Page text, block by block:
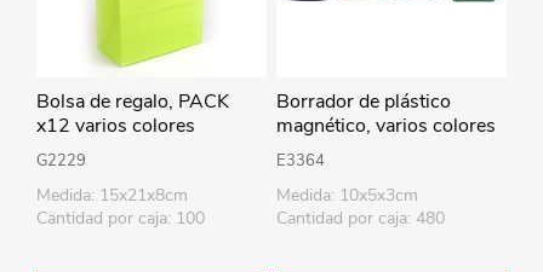
Bolsa de regalo, PACK
x12 varios colores
G2229
Medida: 15x21x8cm
Cantidad por caja: 100
Borrador de plástico
magnético, varios colores
E3364
Medida: 10x5x3cm
Cantidad por caja: 480